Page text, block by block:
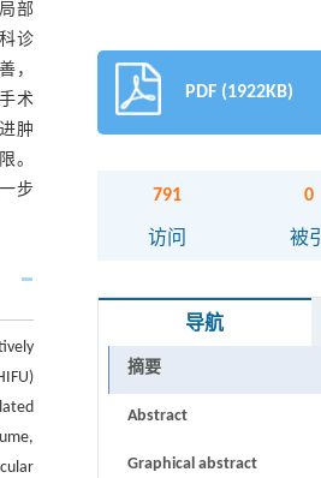
部
诊
，
术
肿
。
步
PDF (1922KB)
791
访问
0
被引
导航
摘要
Abstract
Graphical abstract